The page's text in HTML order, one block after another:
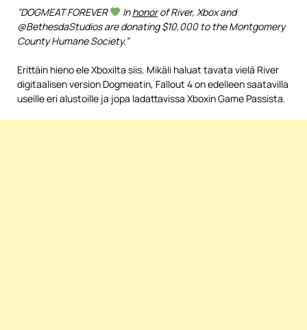
”DOGMEAT FOREVER Inhonorof River, Xbox and
@BethesdaStudios are donating $10,000 to the Montgomery
County Humane Society.”
Erittäin hieno ele Xboxilta siis. Mikäli haluat tavata vielä River
digitaalisen version Dogmeatin, Fallout 4 on edelleen saatavilla
useille eri alustoille ja jopa ladattavissa Xboxin Game Passista.